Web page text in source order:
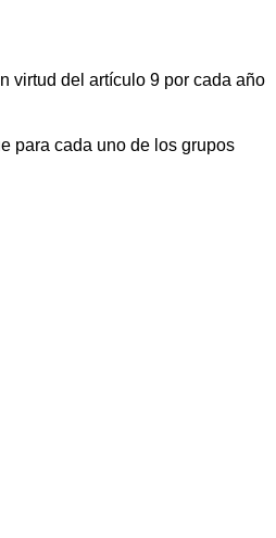
virtud del artículo 9 por cada año
para cada uno de los grupos